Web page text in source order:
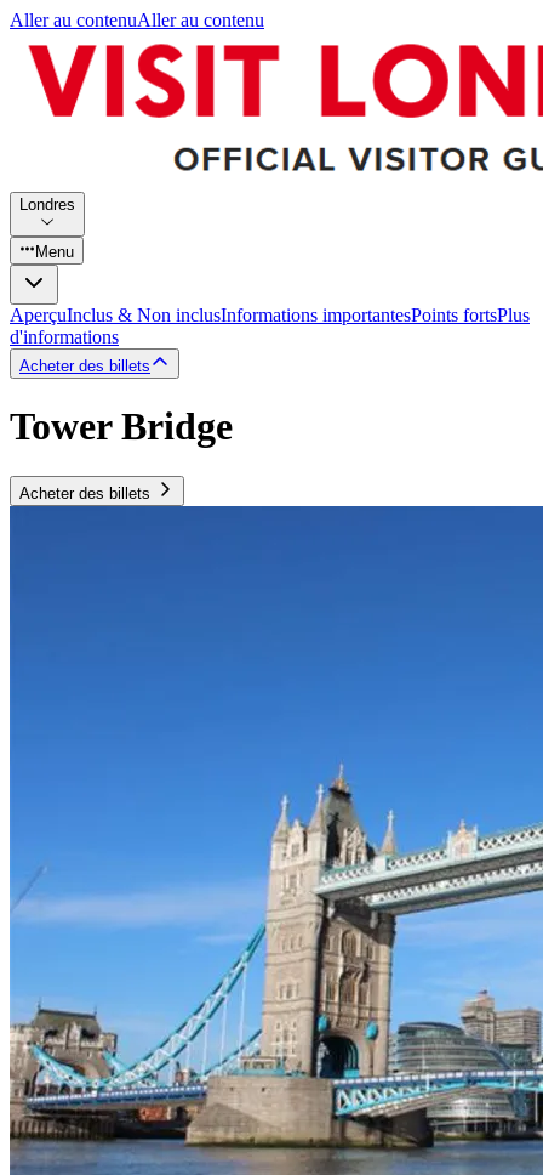
Aller au contenuAller au contenu
Londres
Menu
AperçuInclus & Non inclusInformations importantesPoints fortsPlus
d'informations
Acheter des billets
Tower Bridge
Acheter des billets